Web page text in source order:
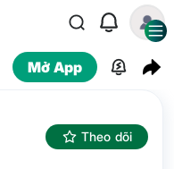
Mở App
Theo dõi